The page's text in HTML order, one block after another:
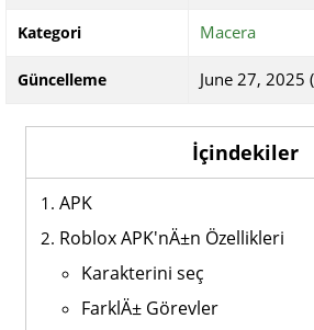
Kategori Macera
Güncelleme June 27, 2025
İçindekiler
APK
Roblox APK'nÄ±n Özellikleri
Karakterini seç
FarklÄ± Görevler